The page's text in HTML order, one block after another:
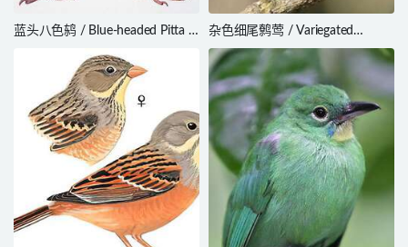
蓝头八色鸫 / Blue-headed Pitta /
杂色细尾鹩莺 / Variegated
Fairywren / Malurus lamberti